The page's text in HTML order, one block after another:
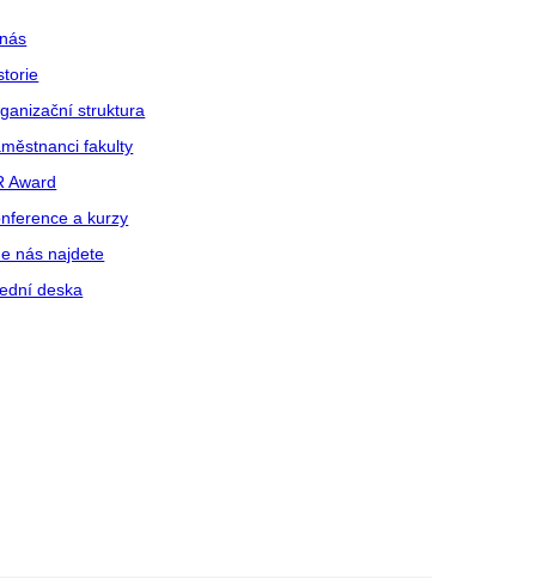
struktura
fakulty
Award
a kurzy
nás najdete
deska